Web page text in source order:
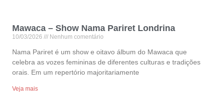
Mawaca – Show Nama Pariret Londrina
10/03/2026 Nenhum comentário
Nama Pariret é um show e oitavo álbum do Mawaca que
celebra as vozes femininas de diferentes culturas e tradições
orais. Em um repertório majoritariamente
Veja mais